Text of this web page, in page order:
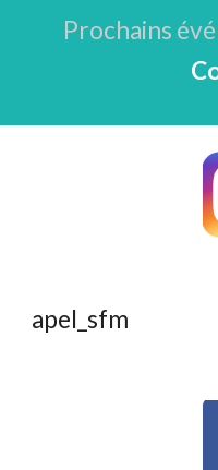
Prochains
apel_sfm